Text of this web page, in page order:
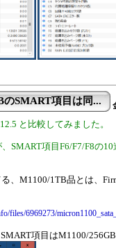
のSMART項目は同...
と比較してみました。
SMART項目F6/F7/F8の
、M1100/1TB品とは、
files/6969273/
項目はM1100/256GB